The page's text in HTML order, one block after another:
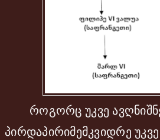
როგორც უკვე
პირდაპირიმემკვიდრე